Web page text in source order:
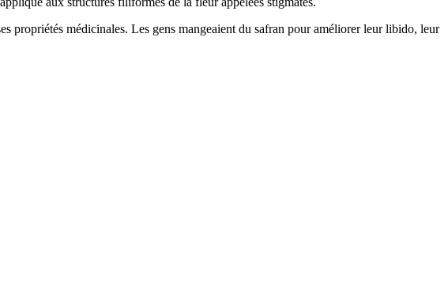
propriétés médicinales. Les gens mangeaient du safran pour améliorer leur libido, leur